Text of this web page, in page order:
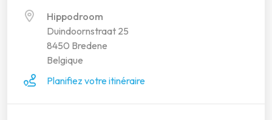
Hippodroom
Duindoornstraat 25
8450 Bredene
Belgique
Planifiez votre itinéraire